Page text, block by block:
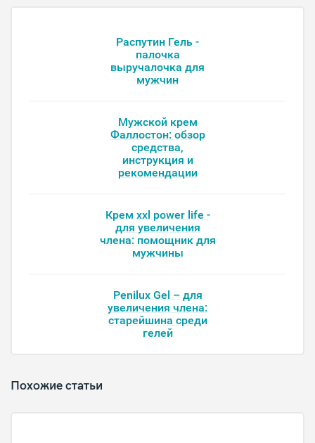
Распутин Гель -
палочка
выручалочка для
мужчин
Мужской крем
Фаллостон: обзор
средства,
инструкция и
рекомендации
Крем xxl power life -
для увеличения
члена: помощник для
мужчины
Penilux Gel – для
увеличения члена:
старейшина среди
гелей
Похожие статьи